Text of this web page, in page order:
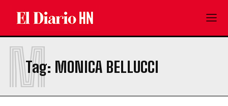
Tag: MONICA BELLUCCI
M